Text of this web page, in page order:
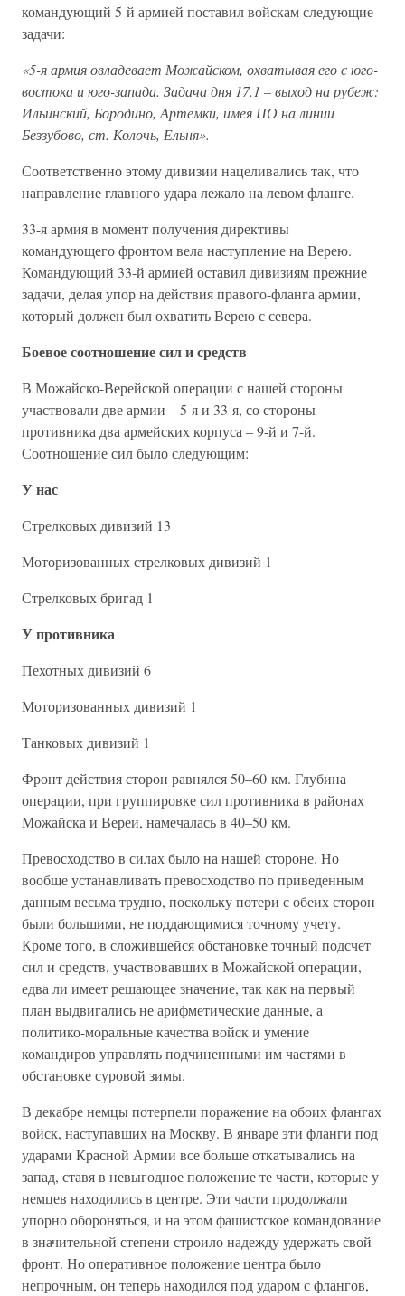
командующий 5-й армией поставил войскам следующие
задачи:
«5-я армия овладевает Можайском, охватывая его с юго-
востока и юго-запада. Задача дня 17.1 – выход на рубеж:
Ильинский, Бородино, Артемки, имея ПО на линии
Беззубово, ст. Колочь, Ельня».
Соответственно этому дивизии нацеливались так, что
направление главного удара лежало на левом фланге.
33-я армия в момент получения директивы
командующего фронтом вела наступление на Верею.
Командующий 33-й армией оставил дивизиям прежние
задачи, делая упор на действия правого-фланга армии,
который должен был охватить Верею с севера.
Боевое соотношение сил и средств
В Можайско-Верейской операции с нашей стороны
участвовали две армии – 5-я и 33-я, со стороны
противника два армейских корпуса – 9-й и 7-й.
Соотношение сил было следующим:
У нас
Стрелковых дивизий 13
Моторизованных стрелковых дивизий 1
Стрелковых бригад 1
У противника
Пехотных дивизий 6
Моторизованных дивизий 1
Танковых дивизий 1
Фронт действия сторон равнялся 50–60 км. Глубина
операции, при группировке сил противника в районах
Можайска и Вереи, намечалась в 40–50 км.
Превосходство в силах было на нашей стороне. Но
вообще устанавливать превосходство по приведенным
данным весьма трудно, поскольку потери с обеих сторон
были большими, не поддающимися точному учету.
Кроме того, в сложившейся обстановке точный подсчет
сил и средств, участвовавших в Можайской операции,
едва ли имеет решающее значение, так как на первый
план выдвигались не арифметические данные, а
политико-моральные качества войск и умение
командиров управлять подчиненными им частями в
обстановке суровой зимы.
В декабре немцы потерпели поражение на обоих флангах
войск, наступавших на Москву. В январе эти фланги под
ударами Красной Армии все больше откатывались на
запад, ставя в невыгодное положение те части, которые у
немцев находились в центре. Эти части продолжали
упорно обороняться, и на этом фашистское командование
в значительной степени строило надежду удержать свой
фронт. Но оперативное положение центра было
непрочным, он теперь находился под ударом с флангов,